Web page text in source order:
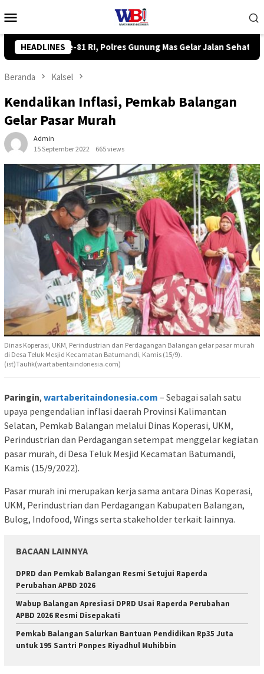
ke
Mobile
HEADLINES
Jalan Sehat hingga Lomba Tangkap Bebek Komisi III
Beranda Kalsel
Kendalikan Inflasi, Pemkab Balangan
Gelar Pasar Murah
Admin
15 September 2022
665 views
Dinas Koperasi, UKM, Perindustrian dan Perdagangan Balangan gelar pasar murah
di Desa Teluk Mesjid Kecamatan Batumandi, Kamis (15/9).
(ist)Taufik(wartaberitaindonesia.com)
Paringin, wartaberitaindonesia.com – Sebagai salah satu
upaya pengendalian inflasi daerah Provinsi Kalimantan
Selatan, Pemkab Balangan melalui Dinas Koperasi, UKM,
Perindustrian dan Perdagangan setempat menggelar kegiatan
pasar murah, di Desa Teluk Mesjid Kecamatan Batumandi,
Kamis (15/9/2022).
Pasar murah ini merupakan kerja sama antara Dinas Koperasi,
UKM, Perindustrian dan Perdagangan Kabupaten Balangan,
Bulog, Indofood, Wings serta stakeholder terkait lainnya.
BACAAN LAINNYA
DPRD dan Pemkab Balangan Resmi Setujui Raperda
Perubahan APBD 2026
Wabup Balangan Apresiasi DPRD Usai Raperda Perubahan
APBD 2026 Resmi Disepakati
Pemkab Balangan Salurkan Bantuan Pendidikan Rp35 Juta
untuk 195 Santri Ponpes Riyadhul Muhibbin